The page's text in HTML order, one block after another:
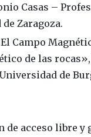
Casas –
Zaragoza.
Campo
de las
de
de acceso libre